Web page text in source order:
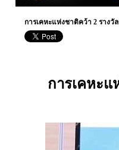
การเคหะแห่งชาติคว้า 2 รางวั
การเคหะแ